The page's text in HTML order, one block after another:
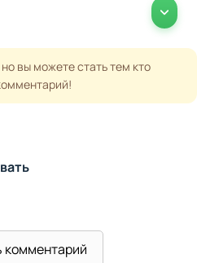
вы можете стать тем кто
комментарий